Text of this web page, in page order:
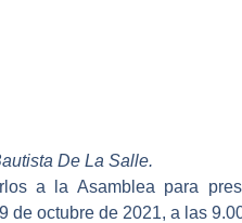
De La Salle.
a la Asamblea para
de octubre de 2021, a las